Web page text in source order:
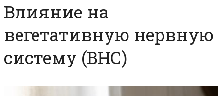
Влияние на
вегетативную нервную
систему (ВНС)